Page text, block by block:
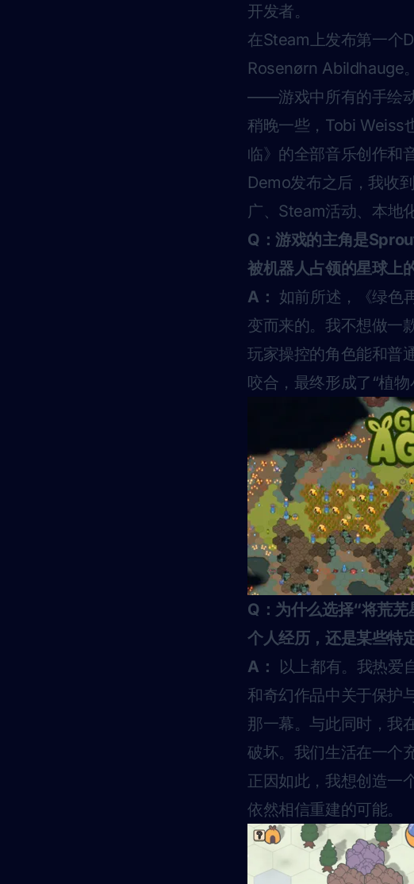
开发者。
在Steam上发布第一个
Rosenørn Abildhauge
——游戏中所有的手绘动
稍晚一些，Tobi Weiss
临》的全部音乐创作和
Demo发布之后，我收
广、Steam活动、本地
Q：游戏的主角是
被机器人占领的星球上
A： 如前所述，《绿色
变而来的。我不想做一
玩家操控的角色能和普
咬合，最终形成了“植物
Q：为什么选择“将荒
个人经历，还是某些特
A：
以上都有。我热爱
和奇幻作品中关于保
那一幕。与此同时，我
破坏。我们生活在一个
正因如此，我想创造一
依然相信重建的可能。